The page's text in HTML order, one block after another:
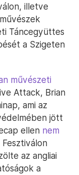
illetve
Táncegyüttes
a Szigeten
művészeti
Attack, Brian
ami az
jött
ellen nem
az angliai
a